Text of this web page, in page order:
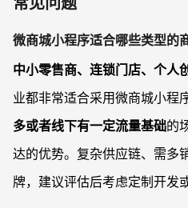
微商城小程序适合哪些类型的
中小零售商、连锁门店、个人
业都非常适合采用微商城小程序
多或者线下有一定流量基础的
达的优势。复杂供应链、需多
牌，建议评估后考虑定制开发